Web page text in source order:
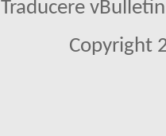
Traducere
Copyright